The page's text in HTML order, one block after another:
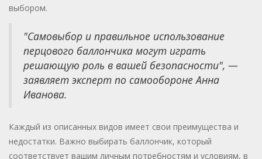
выбором.
"Самовыбор и правильное использование
перцового баллончика могут играть
решающую роль в вашей безопасности", —
заявляет эксперт по самообороне Анна
Иванова.
Каждый из описанных видов имеет свои преимущества и
недостатки. Важно выбирать баллончик, который
соответствует вашим личным потребностям и условиям, в